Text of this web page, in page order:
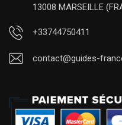
13008 MARSEILLE
+33744750411
contact@guides-